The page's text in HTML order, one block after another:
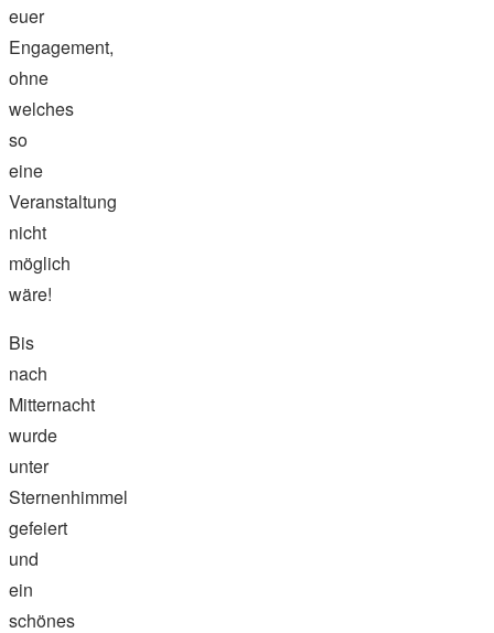
euer
Engagement,
ohne
welches
so
eine
Veranstaltung
nicht
möglich
wäre!
Bis
nach
Mitternacht
wurde
unter
Sternenhimmel
gefeiert
und
ein
schönes